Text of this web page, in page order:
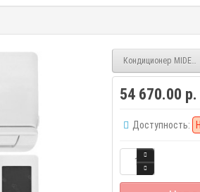
Кондиционер MIDEA
54 670.00 р.
Доступность: